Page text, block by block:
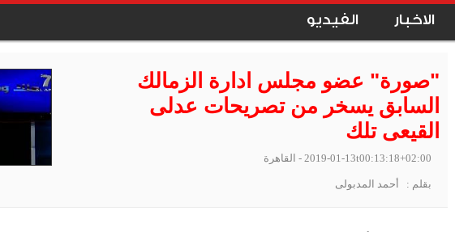
الاخبار الفيديو
"صورة" عضو مجلس ادارة الزمالك
السابق يسخر من تصريحات عدلى
القيعى تلك
2019-01-13t00:13:18+02:00 - القاهرة
بقلم : أحمد المدبولى